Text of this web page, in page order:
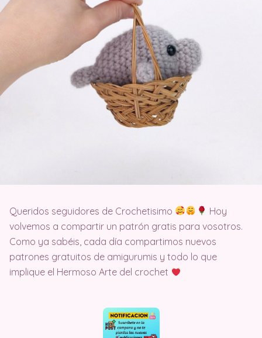
Queridos seguidores de Crochetisimo
Hoy
volvemos a compartir un patrón gratis para vosotros.
Como ya sabéis, cada día compartimos nuevos
patrones gratuitos de amigurumis y todo lo que
implique el Hermoso Arte del crochet